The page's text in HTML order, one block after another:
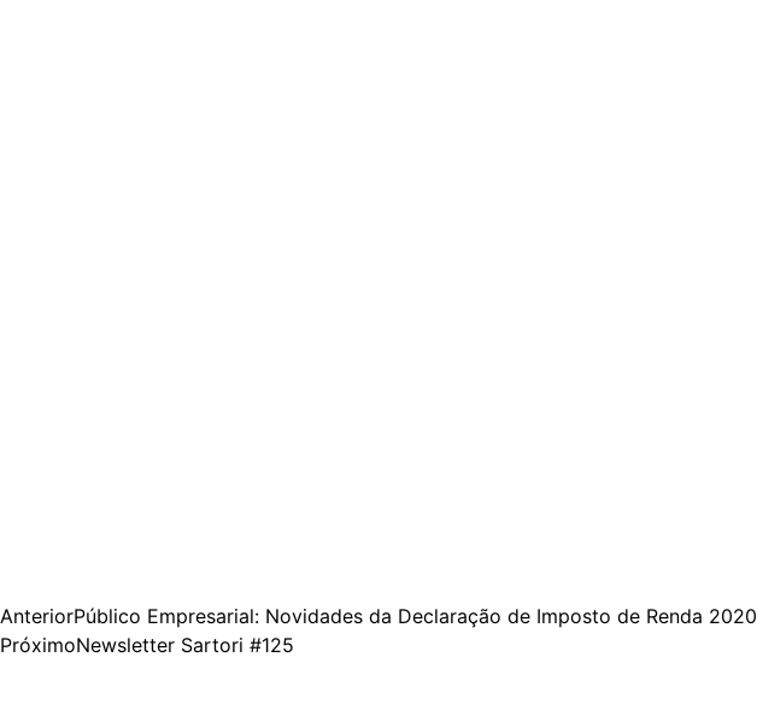
AnteriorPúblico Empresarial: Novidades da Declaração de Imposto de Renda 2020
PróximoNewsletter Sartori #125